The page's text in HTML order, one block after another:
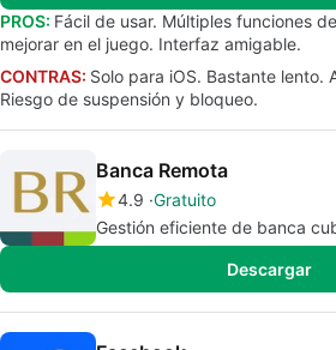
PROS: Fácil de usar. Múltiples funciones
mejorar en el juego. Interfaz amigable.
CONTRAS: Solo para iOS. Bastante lento.
Riesgo de suspensión y bloqueo.
Banca Remota
4.9 Gratuito
Gestión eficiente de banca
Descargar